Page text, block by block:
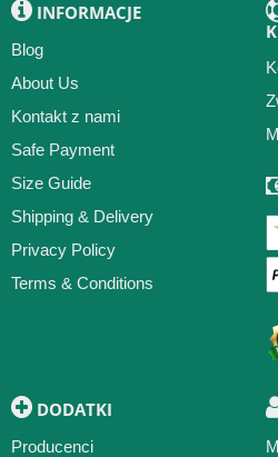
INFORMACJE
Blog
About Us
Kontakt z nami
Safe Payment
Size Guide
Shipping & Delivery
Privacy Policy
Terms & Conditions
DODATKI
Producenci